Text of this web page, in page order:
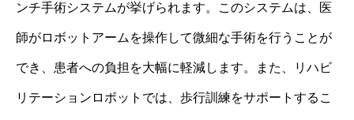
ンチ手術システムが挙げられます。このシステムは、医
師がロボットアームを操作して微細な手術を行うことが
でき、患者への負担を大幅に軽減します。また、リハビ
リテーションロボットでは、歩行訓練をサポートするこ